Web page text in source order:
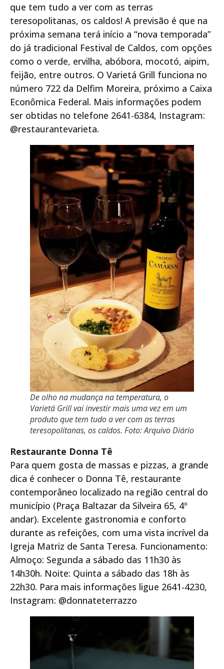
que tem tudo a ver com as terras
teresopolitanas, os caldos! A previsão é que na
próxima semana terá início a “nova temporada”
do já tradicional Festival de Caldos, com opções
como o verde, ervilha, abóbora, mocotó, aipim,
feijão, entre outros. O Varietá Grill funciona no
número 722 da Delfim Moreira, próximo a Caixa
Econômica Federal. Mais informações podem
ser obtidas no telefone 2641-6384, Instagram:
@restaurantevarieta.
De olho na mudança na temperatura, o
Varietá Grill vai investir mais uma vez em um
produto que tem tudo a ver com as terras
teresopolitanas, os caldos. Foto: Arquivo Diário
Restaurante Donna Tê
Para quem gosta de massas e pizzas, a grande
dica é conhecer o Donna Tê, restaurante
contemporâneo localizado na região central do
município (Praça Baltazar da Silveira 65, 4º
andar). Excelente gastronomia e conforto
durante as refeições, com uma vista incrível da
Igreja Matriz de Santa Teresa. Funcionamento:
Almoço: Segunda a sábado das 11h30 às
14h30h. Noite: Quinta a sábado das 18h às
22h30. Para mais informações ligue 2641-4230,
Instagram: @donnateterrazzo